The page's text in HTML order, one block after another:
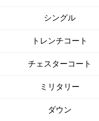
シングル
トレンチコート
チェスターコート
ミリタリー
ダウン